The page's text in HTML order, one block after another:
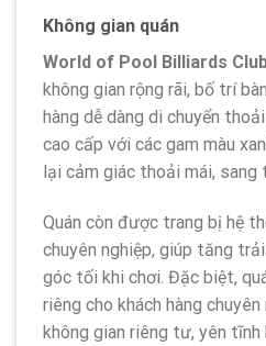
Không gian quán
World of Pool Billiards
không gian rộng rãi, bố trí
hàng dễ dàng di chuyển
cao cấp với các gam màu
lại cảm giác thoải mái, sang
Quán còn được trang bị hệ
chuyên nghiệp, giúp tăng
góc tối khi chơi. Đặc biệt,
riêng cho khách hàng
không gian riêng tư, yên tĩnh